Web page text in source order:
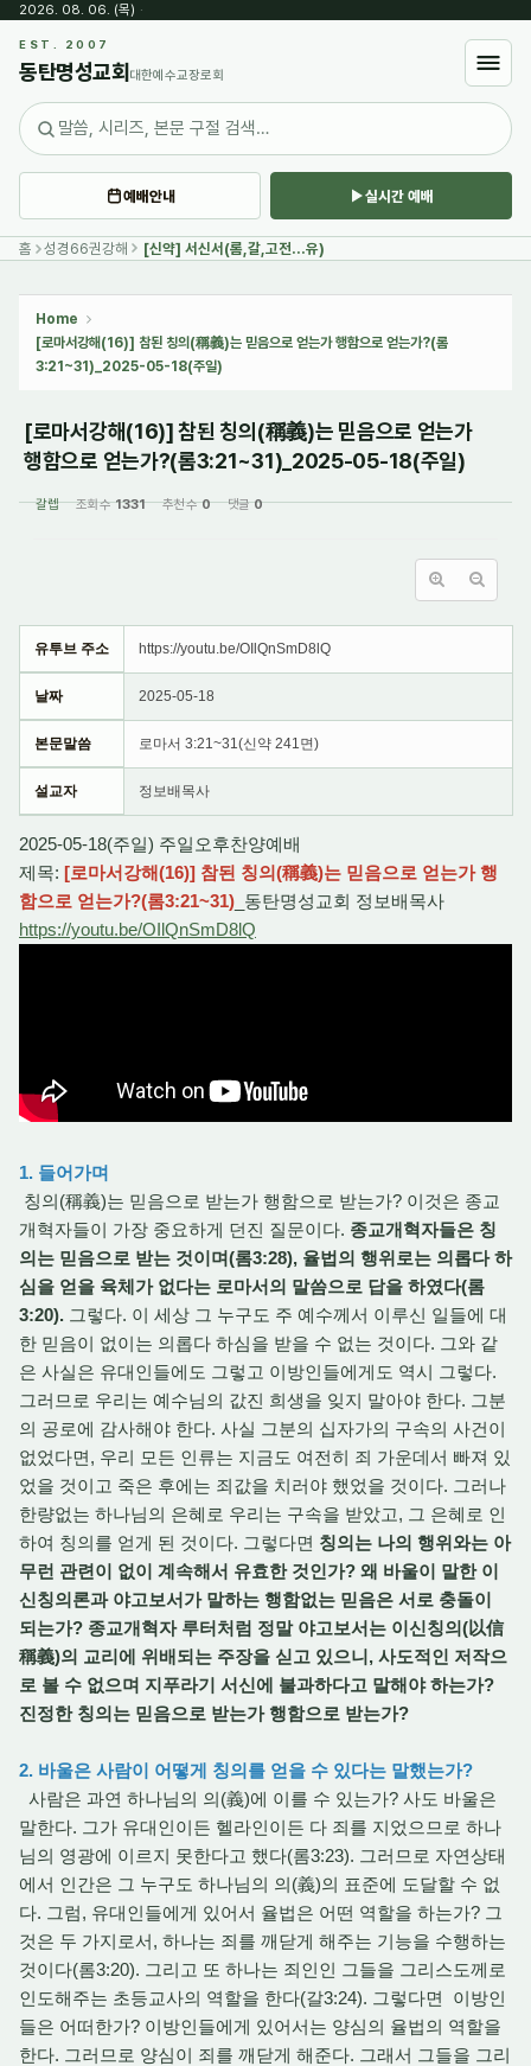
2026. 08. 06. (목) ·
EST. 2007
동탄명성교회 대한예수교장로회
예배안내 실시간 예배
홈 성경66권강해 [신약] 서신서(롬,갈,고전...유)
Home
[로마서강해(16)] 참된 칭의(稱義)는 믿음으로 얻는가 행함으로 얻는가?(롬
3:21~31)_2025-05-18(주일)
[로마서강해(16)] 참된 칭의(稱義)는 믿음으로 얻는가
행함으로 얻는가?(롬3:21~31)_2025-05-18(주일)
갈렙 조회 수1331 추천 수0 댓글0
유투브 주소 https://youtu.be/OIlQnSmD8lQ
날짜 2025-05-18
본문말씀 로마서 3:21~31(신약 241면)
설교자 정보배목사
2025-05-18(주일) 주일오후찬양예배
제목: [로마서강해(16)] 참된 칭의(稱義)는 믿음으로 얻는가 행
함으로 얻는가?(롬3:21~31) _동탄명성교회 정보배목사
https://youtu.be/OIlQnSmD8lQ
1. 들어가며
칭의(稱義)는 믿음으로 받는가 행함으로 받는가? 이것은 종교
개혁자들이 가장 중요하게 던진 질문이다. 종교개혁자들은 칭
의는 믿음으로 받는 것이며(롬3:28), 율법의 행위로는 의롭다 하
심을 얻을 육체가 없다는 로마서의 말씀으로 답을 하였다(롬
3:20). 그렇다. 이 세상 그 누구도 주 예수께서 이루신 일들에 대
한 믿음이 없이는 의롭다 하심을 받을 수 없는 것이다. 그와 같
은 사실은 유대인들에도 그렇고 이방인들에게도 역시 그렇다.
그러므로 우리는 예수님의 값진 희생을 잊지 말아야 한다. 그분
의 공로에 감사해야 한다. 사실 그분의 십자가의 구속의 사건이
없었다면, 우리 모든 인류는 지금도 여전히 죄 가운데서 빠져 있
었을 것이고 죽은 후에는 죄값을 치러야 했었을 것이다. 그러나
한량없는 하나님의 은혜로 우리는 구속을 받았고, 그 은혜로 인
하여 칭의를 얻게 된 것이다. 그렇다면 칭의는 나의 행위와는 아
무런 관련이 없이 계속해서 유효한 것인가? 왜 바울이 말한 이
신칭의론과 야고보서가 말하는 행함없는 믿음은 서로 충돌이
되는가? 종교개혁자 루터처럼 정말 야고보서는 이신칭의(以信
稱義)의 교리에 위배되는 주장을 싣고 있으니, 사도적인 저작으
로 볼 수 없으며 지푸라기 서신에 불과하다고 말해야 하는가?
진정한 칭의는 믿음으로 받는가 행함으로 받는가?
2. 바울은 사람이 어떻게 칭의를 얻을 수 있다는 말했는가?
사람은 과연 하나님의 의(義)에 이를 수 있는가? 사도 바울은
말한다. 그가 유대인이든 헬라인이든 다 죄를 지었으므로 하나
님의 영광에 이르지 못한다고 했다(롬3:23). 그러므로 자연상태
에서 인간은 그 누구도 하나님의 의(義)의 표준에 도달할 수 없
다. 그럼, 유대인들에게 있어서 율법은 어떤 역할을 하는가? 그
것은 두 가지로서, 하나는 죄를 깨닫게 해주는 기능을 수행하는
것이다(롬3:20). 그리고 또 하나는 죄인인 그들을 그리스도께로
인도해주는 초등교사의 역할을 한다(갈3:24). 그렇다면 이방인
들은 어떠한가? 이방인들에게 있어서는 양심의 율법의 역할을
한다. 그러므로 양심이 죄를 깨닫게 해준다. 그래서 그들을 그리
Sketchbook5, 스케치북5
Sketchbook5, 스케치북5